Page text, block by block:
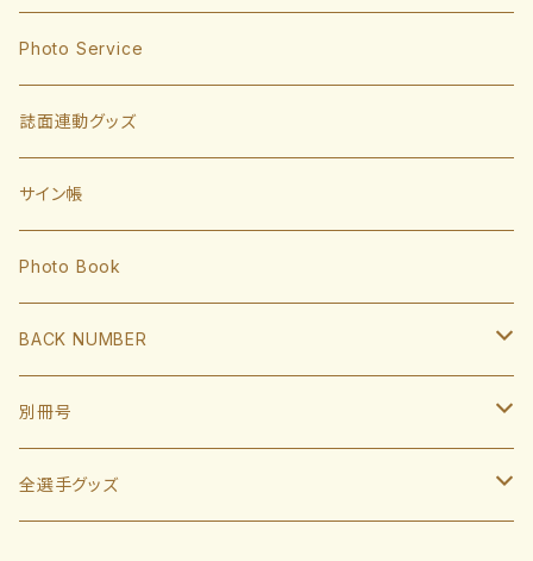
東浜巨
有原航平
前田悠伍
大関友久
捕手
甲斐拓也
海野隆司
大友宗
内野手
川瀬晃
山川穂高
外野手
近藤健介
中村晃
監督・コーチ
小久保裕紀監督
斉藤和巳
Photo Service
誌面連動グッズ
サイン帳
Photo Book
BACK NUMBER
2022
2021
別冊号
2019
全選手グッズ